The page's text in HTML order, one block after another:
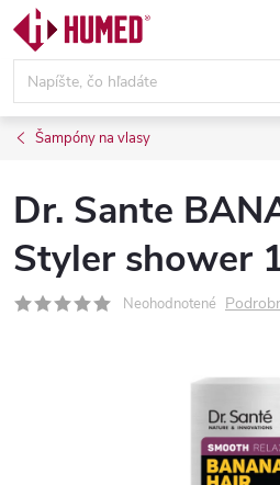
Prejsť
obsah
Šampóny na vlasy
Dr. Sante
Styler shower
Neohodnotené